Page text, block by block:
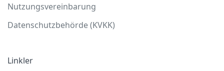
Nutzungsvereinbarung
Datenschutzbehörde (KVKK)
Linkler